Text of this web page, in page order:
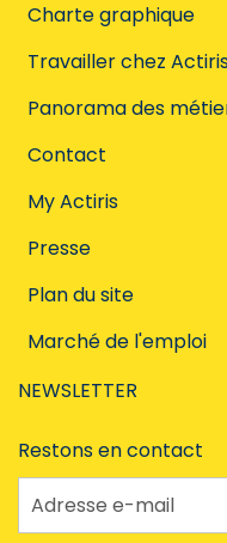
Charte graphique
Travailler chez
Panorama des
Contact
My Actiris
Presse
Plan du site
Marché de l'emploi
NEWSLETTER
Restons en contact
Adresse e-mail